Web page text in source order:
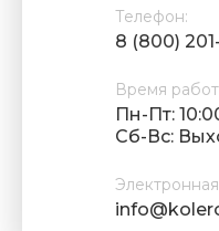
Телефон:
8 (800)
Время
Пн-Пт:
Cб-Вс: